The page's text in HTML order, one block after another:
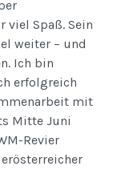
viel Spaß. Sein
weiter – und
Ich bin
erfolgreich
mit
Mitte Juni
Revier